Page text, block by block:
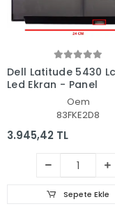
Dell Latitude 5430
Led Ekran - Panel
Oem
83FKE2D8
3.945,42 TL
Sepete Ekle